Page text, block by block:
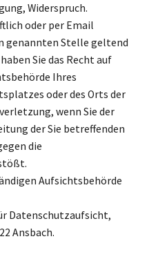
Widerspruch.
oder per Email
genannten Stelle geltend
Sie das Recht auf
Ihres
oder des Orts der
wenn Sie der
der Sie betreffenden
die
Aufsichtsbehörde
Datenschutzaufsicht,
Ansbach.